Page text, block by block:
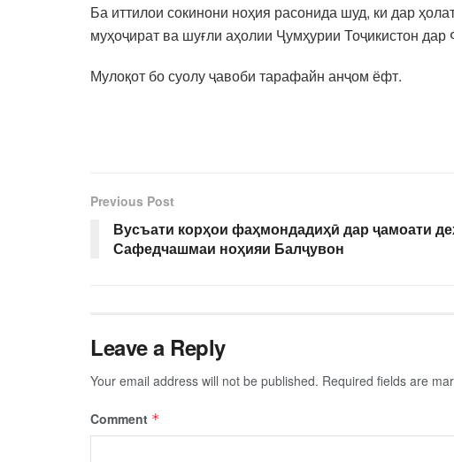
Ба иттилои сокинони ноҳия расонида шуд, ки дар
муҳоҷират ва шуғли аҳолии Ҷумҳурии Тоҷикистон
Мулоқот бо суолу ҷавоби тарафайн анҷом ёфт.
Previous Post
Вусъати корҳои фаҳмондадиҳӣ дар ҷамоати
Сафедчашмаи ноҳияи Балҷувон
Leave a Reply
Your email address will not be published. Required fields are
Comment *